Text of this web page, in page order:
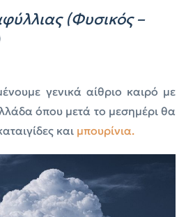
(Φυσικός –
γενικά αίθριο καιρό με
όπου μετά το μεσημέρι θα
και μπουρίνια.